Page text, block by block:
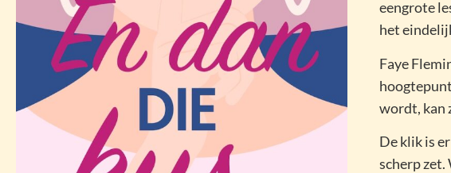
eengrote
het
Faye
wordt, kan
De klik is
scherp zet.